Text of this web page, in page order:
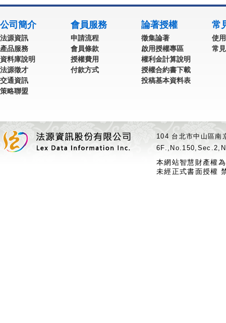
公司簡介
法源資訊
產品服務
資料庫說明
法源徵才
交通資訊
策略聯盟
會員服務
申請流程
會員條款
授權費用
付款方式
論著授權
徵集論著
啟用授權專區
權利金計算說明
授權合約書下載
投稿基本資料表
常
使
常
104 台北市中山區
本網站智慧財產權
未經正式書面授權